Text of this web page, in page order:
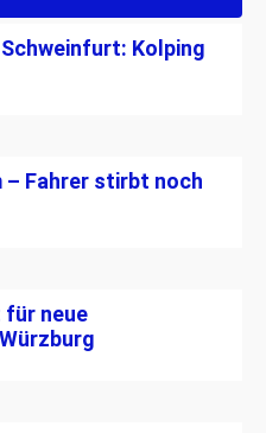
Kolping
– Fahrer stirbt noch
neue